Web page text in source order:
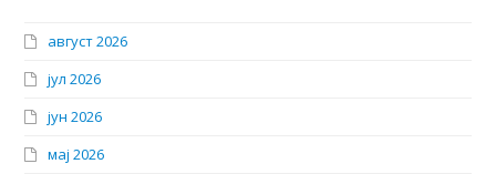
август 2026
јул 2026
јун 2026
мај 2026